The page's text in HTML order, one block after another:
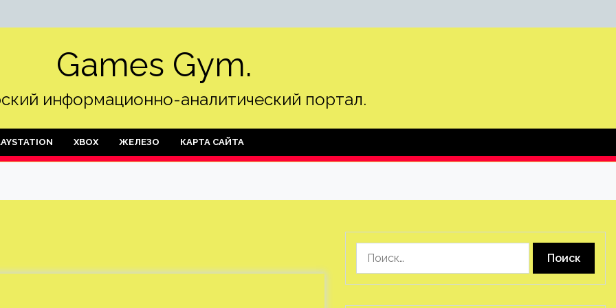
Games Gym.
информационно-аналитический портал.
XBOX ЖЕЛЕЗО КАРТА САЙТА